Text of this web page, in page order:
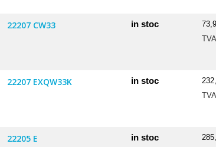
22207 CW33 in stoc
TVA
22207 EXQW33K in stoc
TVA
22205 E in stoc